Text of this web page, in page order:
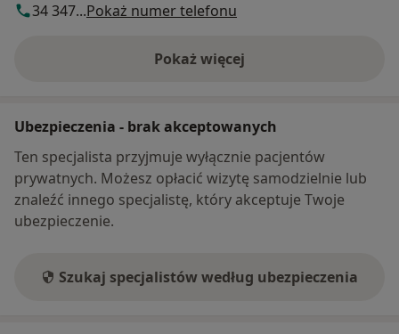
34 347...Pokaż numer telefonu
Pokaż więcej
o adresie
Ubezpieczenia - brak akceptowanych
Ten specjalista przyjmuje wyłącznie pacjentów
prywatnych. Możesz opłacić wizytę samodzielnie lub
znaleźć innego specjalistę, który akceptuje Twoje
ubezpieczenie.
Szukaj specjalistów według ubezpieczenia